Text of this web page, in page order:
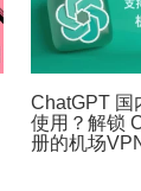
ChatGPT 国
使用？解锁
册的机场